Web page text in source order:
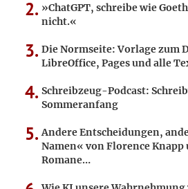
»ChatGPT, schreibe wie
nicht.«
Die Normseite: Vorlage zum
LibreOffice, Pages und alle
Schreibzeug-Podcast:
Sommeranfang
Andere Entscheidungen,
Namen« von Florence
Romane…